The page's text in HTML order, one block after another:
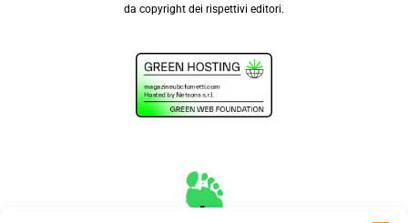
da copyright dei rispettivi editori.